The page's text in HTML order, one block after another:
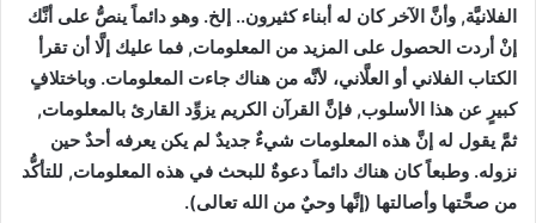
الفلانيَّة, وأنَّ الآخر كان له أبناء كثيرون.. إلخ. وهو دائماً ينصُّ على أنَّك
إنْ أردت الحصول على المزيد من المعلومات, فما عليك إلَّا أن تقرأ
الكتاب الفلاني أو العلَّاني، لأنَّه من هناك جاءت المعلومات. وباختلافٍ
كبيرٍ عن هذا الأسلوب, فإنَّ القرآن الكريم يزوِّد القارئ بالمعلومات,
ثمَّ يقول له إنَّ هذه المعلومات شيءٌ جديدٌ لم يكن يعرفه أحدٌ حين
نزوله. وطبعاً كان هناك دائماً دعوةٌ للبحث في هذه المعلومات, للتأكُّد
من صحَّتها وأصالتها (إنَّها وحيٌ من الله تعالى).